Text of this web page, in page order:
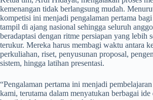
kemenangan tidak berlangsung mudah.
kompetisi ini menjadi pengalaman pertama
tampil di ajang nasional sehingga seluruh
beradaptasi dengan ritme persiapan yang lebih
terukur. Mereka harus membagi waktu antara
perkuliahan, riset, penyusunan proposal,
sistem, hingga latihan presentasi.
“Pengalaman pertama ini menjadi
kami, terutama dalam menyatukan berbagai ide